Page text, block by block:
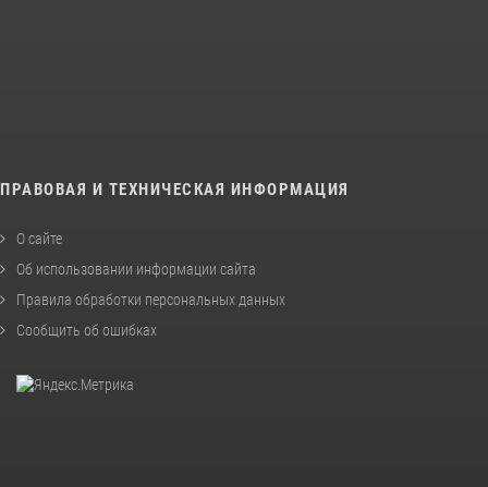
ПРАВОВАЯ И ТЕХНИЧЕСКАЯ ИНФОРМАЦИЯ
О сайте
Об использовании информации сайта
Правила обработки персональных данных
Сообщить об ошибках